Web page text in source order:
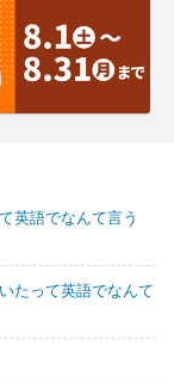
英語でなんて言う
たって英語でなんて